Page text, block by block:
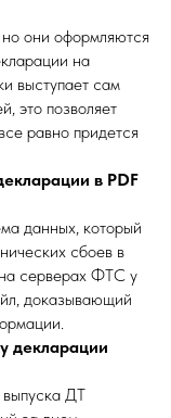
они оформляются
на
выступает сам
это позволяет
равно придется
в PDF
данных, который
сбоев в
серверах ФТС у
доказывающий
декларации
выпуска ДТ